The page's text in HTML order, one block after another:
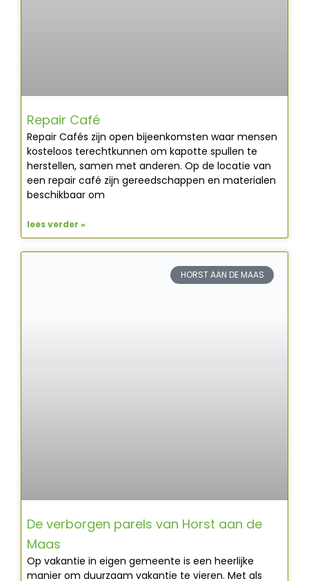
Repair Café
Repair Cafés zijn open bijeenkomsten waar mensen
kosteloos terechtkunnen om kapotte spullen te
herstellen, samen met anderen. Op de locatie van
een repair café zijn gereedschappen en materialen
beschikbaar om
lees verder »
HORST AAN DE MAAS
De verborgen parels van Horst aan de
Maas
Op vakantie in eigen gemeente is een heerlijke
manier om duurzaam vakantie te vieren. Met als